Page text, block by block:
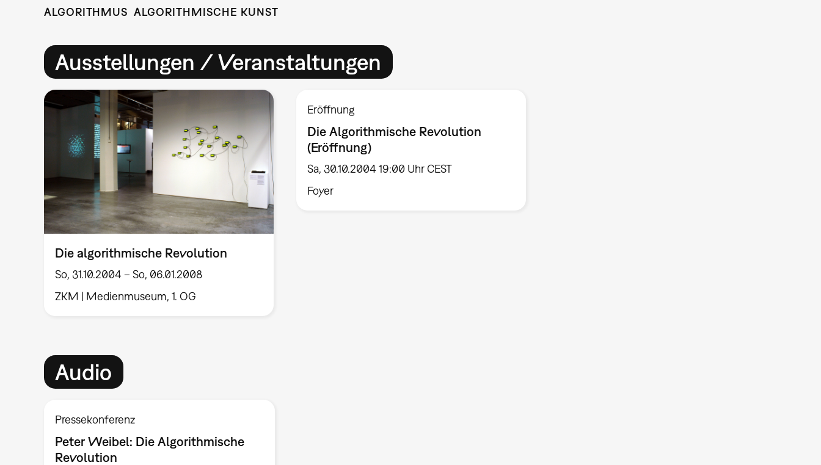
ALGORITHMUS ALGORITHMISCHE KUNST
Ausstellungen / Veranstaltungen
Die algorithmische Revolution
So, 31.10.2004 – So, 06.01.2008
ZKM | Medienmuseum, 1. OG
Eröffnung
Die Algorithmische Revolution
(Eröffnung)
Sa, 30.10.2004 19:00 Uhr CEST
Foyer
Audio
Pressekonferenz
Peter Weibel: Die Algorithmische
Revolution